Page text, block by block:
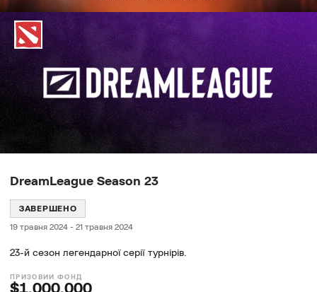
DreamLeague Season 23
ЗАВЕРШЕНО
19 травня 2024 - 21 травня 2024
23-й сезон легендарної серії турнірів.
$1,000,000